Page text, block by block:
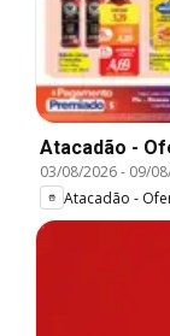
Atacadão -
03/08/2026- 09/
Atacadão -